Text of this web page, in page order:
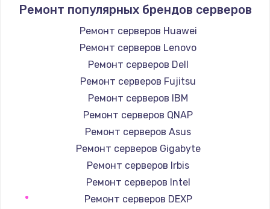
Заказать
Настройка ОС
1160 руб.
Заказать
Чистка от пыли
1060 руб.
Заказать
Замена южного моста
2750 руб.
Ремонт популярных брендов серверов
Ремонт серверов Huawei
Ремонт серверов Lenovo
Ремонт серверов Dell
Ремонт серверов Fujitsu
Ремонт серверов IBM
Ремонт серверов QNAP
Ремонт серверов Asus
Ремонт серверов Gigabyte
Ремонт серверов Irbis
Ремонт серверов Intel
Ремонт серверов DEXP